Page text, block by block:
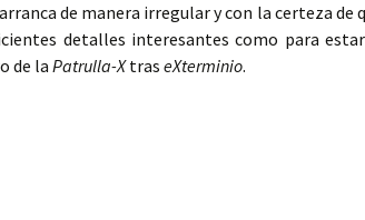
de manera irregular y con la certeza de
detalles interesantes como para
de la Patrulla-Xtras eXterminio.